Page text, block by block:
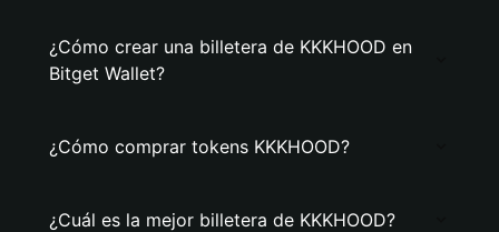
¿Cómo crear una billetera de KKKHOOD en
Bitget Wallet?
¿Cómo comprar tokens KKKHOOD?
¿Cuál es la mejor billetera de KKKHOOD?